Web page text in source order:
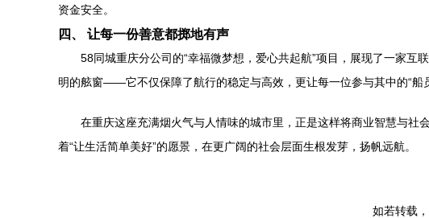
资金安全。
四、 让每一份善意都掷地有声
58同城重庆分公司的“幸福微梦想，爱心共起航”项目，展现了一家
明的舷窗——它不仅保障了航行的稳定与高效，更让每一位参与其中的“船
在重庆这座充满烟火气与人情味的城市里，正是这样将商业智慧与
着“让生活简单美好”的愿景，在更广阔的社会层面生根发芽，扬帆远航。
如若转载